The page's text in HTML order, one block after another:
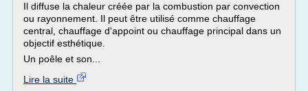
Il diffuse la chaleur créée par la combustion par convection
ou rayonnement. Il peut être utilisé comme chauffage
central, chauffage d'appoint ou chauffage principal dans un
objectif esthétique.
Un poêle et son...
Lire la suite